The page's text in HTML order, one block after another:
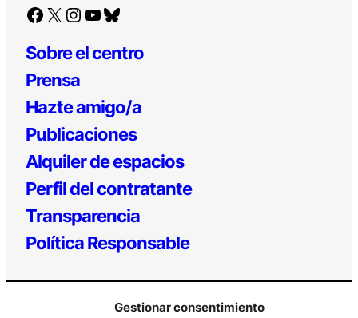
Gestionar consentimiento
Facebook X Instagram YouTube Bluesky
Sobre el centro
Prensa
Hazte amigo/a
Publicaciones
Alquiler de espacios
Perfil del contratante
Transparencia
Política Responsable